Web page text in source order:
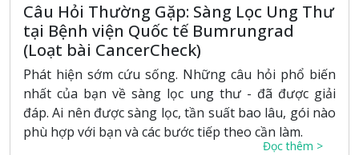
Câu Hỏi Thường Gặp: Sàng Lọc Ung Thư
tại Bệnh viện Quốc tế Bumrungrad
(Loạt bài CancerCheck)
Phát hiện sớm cứu sống. Những câu hỏi phổ biến
nhất của bạn về sàng lọc ung thư - đã được giải
đáp. Ai nên được sàng lọc, tần suất bao lâu, gói nào
phù hợp với bạn và các bước tiếp theo cần làm.
Đọc thêm >